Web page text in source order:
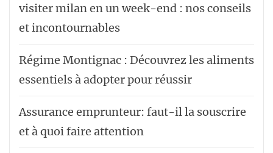
visiter milan en un week-end : nos conseils
et incontournables
Régime Montignac : Découvrez les aliments
essentiels à adopter pour réussir
Assurance emprunteur: faut-il la souscrire
et à quoi faire attention